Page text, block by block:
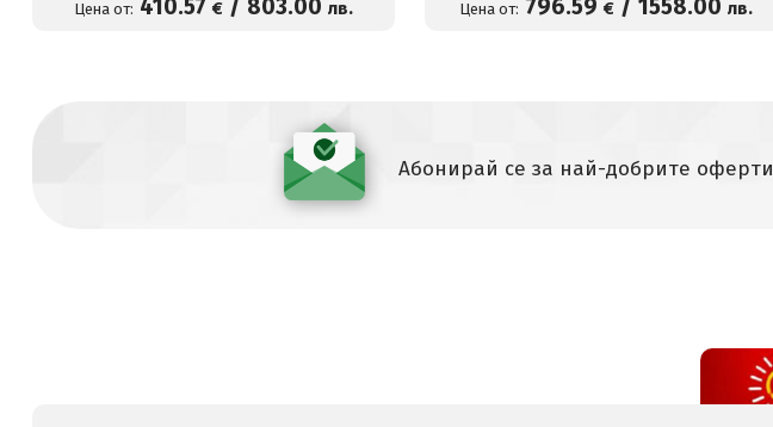
Цена от: 410.57 €/ 803.00 лв. Цена от: 796.59 €/ 1558.00 лв.
Абонирай се за най-добрите оферти